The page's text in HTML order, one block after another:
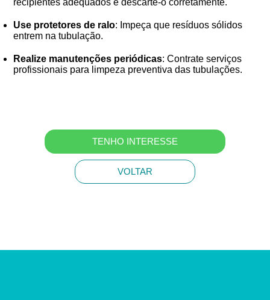
recipientes adequados e descarte-o corretamente.
Use protetores de ralo: Impeça que resíduos sólidos
entrem na tubulação.
Realize manutenções periódicas: Contrate serviços
profissionais para limpeza preventiva das tubulações.
TENHO INTERESSE
VOLTAR